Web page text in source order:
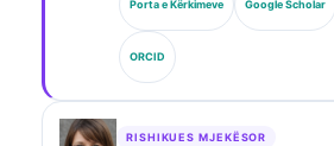
mbikëqyrje klinike për saktësinë
nervor pronësor. Dr. Klein ka
interpretimin e biomarkerëve
laboratorik në fusha të
Porta e Kërkimeve Google Scholar
ORCID
RISHIKUES MJEKËSOR